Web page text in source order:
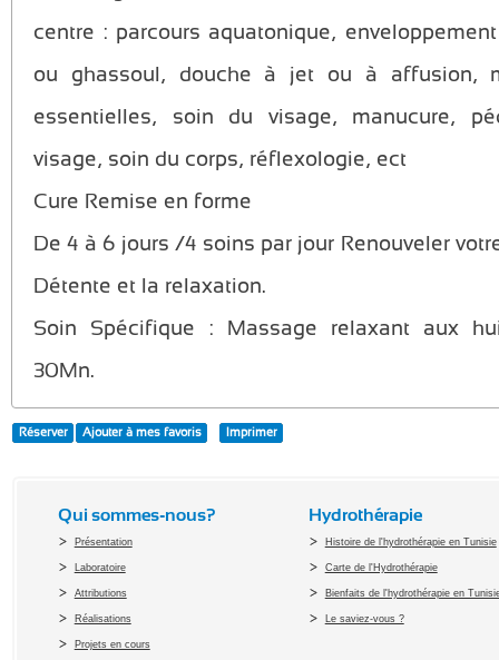
centre : parcours aquatonique,
ou ghassoul, douche à jet ou à affusion,
essentielles, soin du visage, manucure,
visage, soin du corps, réflexologie, ect
Cure Remise en forme
De 4 à 6 jours /4 soins par jour Renouveler
Détente et la relaxation.
Soin Spécifique : Massage relaxant aux
30Mn.
Réserver Ajouter à mes favoris Imprimer
Qui sommes-nous?
Présentation
Laboratoire
Attributions
Réalisations
Projets en cours
Hydrothérapie
Histoire de l'hydrothérapie en Tunisie
Carte de l'Hydrothérapie
Bienfaits de l'hydrothérapie en
Le saviez-vous ?